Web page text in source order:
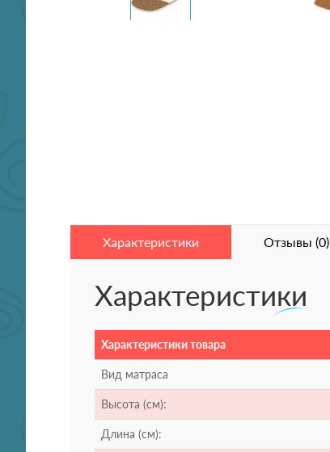
Характеристики Отзывы (0)
Характеристики
Характеристики товара
Вид матраса
Высота (см):
Длина (см):